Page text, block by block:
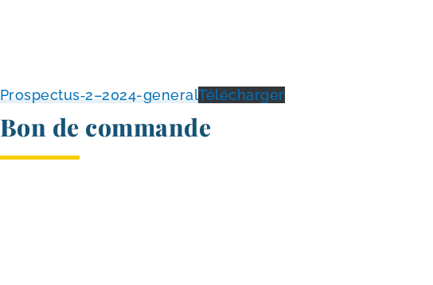
Prospectus‑2–2024-generalTélécharger
Bon de commande